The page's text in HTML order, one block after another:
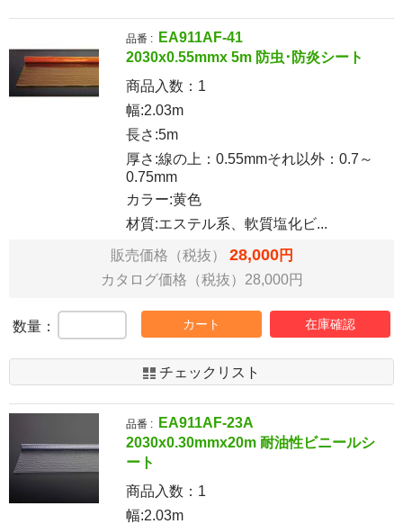
品番 :
EA911AF-41
2030x0.55mmx 5m 防虫･防炎シート
商品入数： 1
幅:2.03m
長さ:5m
厚さ:線の上：0.55mmそれ以外：0.7～
0.75mm
カラー:黄色
材質:エステル系、軟質塩化ビ...
販売価格（税抜） 28,000円
カタログ価格（税抜）28,000円
数量： カート 在庫確認
チェックリスト
品番 :
EA911AF-23A
2030x0.30mmx20m 耐油性ビニールシ
ート
商品入数： 1
幅:2.03m